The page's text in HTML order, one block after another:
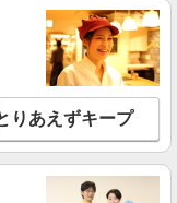
客・調理・清掃な
5:00：時給1,438円 ※
当（5:00〜9:00）時給
りあえずキープ